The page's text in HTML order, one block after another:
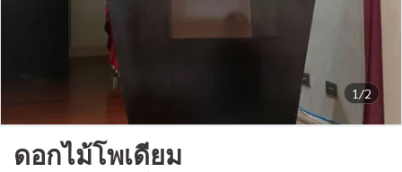
1/2
ดอกไม้โพเดียม